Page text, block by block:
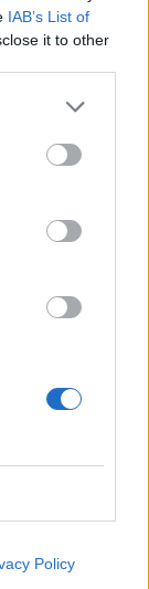
IAB’s List of
it to other
Policy
helt lätt att
kul att
är
inte själva
med att
svåraste.
lite
tryck är ett
nu, efter
fick den
rundat till sig
går att